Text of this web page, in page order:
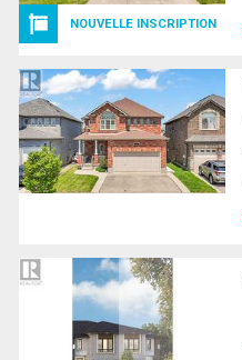
NOUVELLE INSCRIPTION